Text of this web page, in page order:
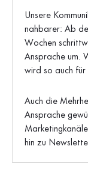
Unsere
nahbarer: Ab
Wochen
Ansprache um.
wird so auch für
Auch die
Ansprache
hin zu